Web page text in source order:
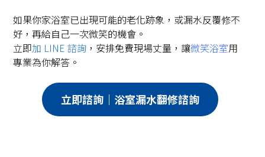
如果你家浴室已出現可能的老化跡象，或漏水反覆修不
好，再給自己一次微笑的機會。
立即加 LINE 諮詢 ，安排免費現場丈量，讓微笑浴室用
專業為你解答。
立即諮詢｜浴室漏水翻修諮詢